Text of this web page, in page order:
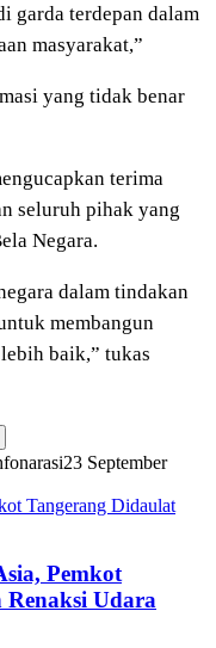
garda terdepan dalam
masyarakat,”
yang tidak benar
terima
seluruh pihak yang
Negara.
dalam tindakan
membangun
baik,” tukas
23 September
Tangerang Didaulat
Pemkot
Udara